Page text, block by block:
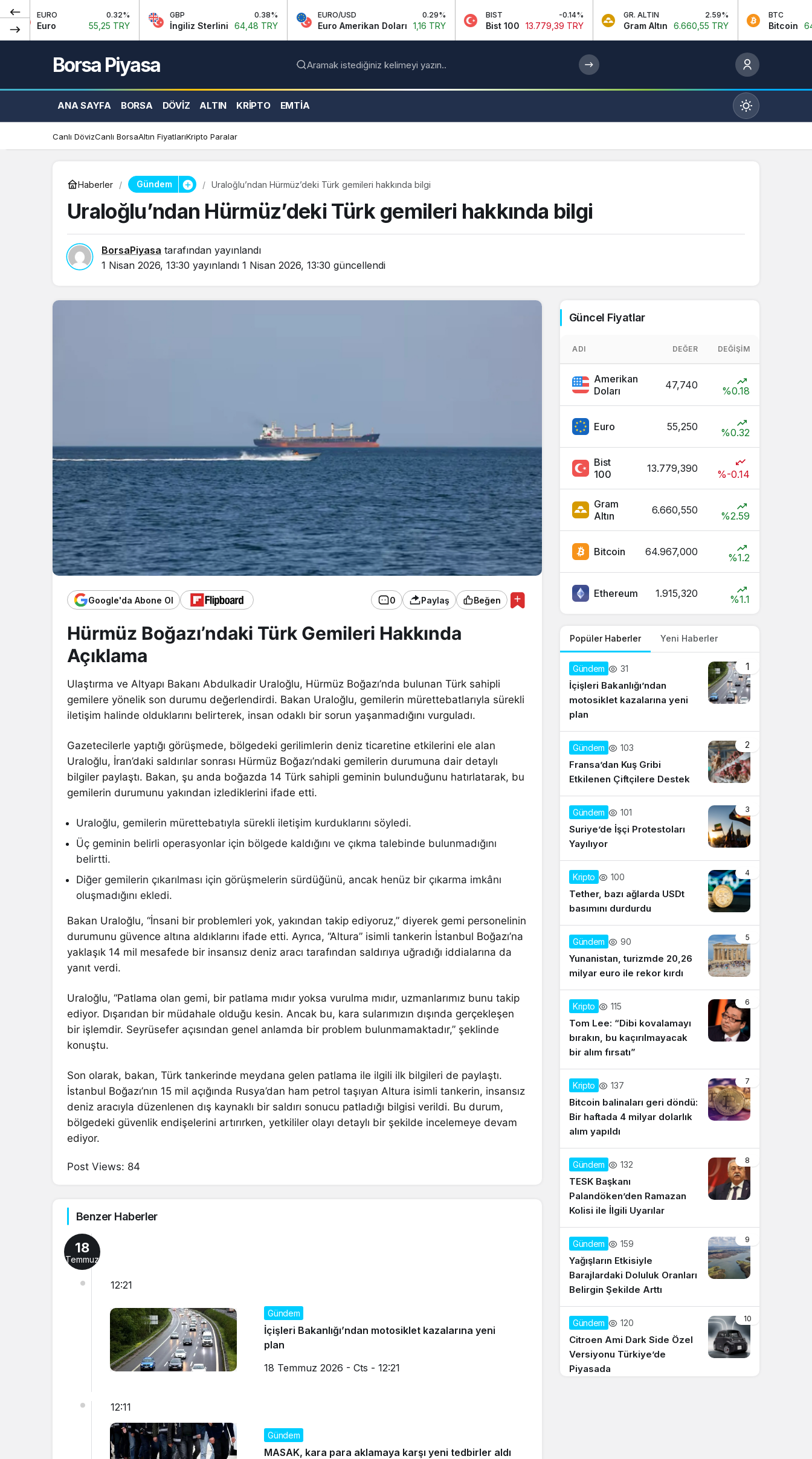
55,25 TRY
GBP
İngiliz Sterlini 64,48 TRY
EURO/USD
Euro Amerikan Doları 1,16 TRY
BIST
Bist 100 13.779,39 TRY
GR. ALTIN
Gram Altın 6.660,55 TRY
BTC
Bitcoin 64.967,00
Borsa Piyasa Aramak istediğiniz kelimeyi yazın..
ANA SAYFA BORSA DÖVIZ ALTIN KRIPTO EMTIA
Mod
değiştir
Sistem modunu seçin.
Canlı DövizCanlı BorsaAltın FiyatlarıKripto Paralar
Haberler Gündem Uraloğlu’ndan Hürmüz’deki Türk gemileri hakkında bilgi
Uraloğlu’ndan Hürmüz’deki Türk gemileri hakkında bilgi
BorsaPiyasa tarafından yayınlandı
1 Nisan 2026, 13:30 yayınlandı 1 Nisan 2026, 13:30 güncellendi
Google'da Abone Ol 0 Paylaş Beğen
Hürmüz Boğazı’ndaki Türk Gemileri Hakkında
Açıklama
Ulaştırma ve Altyapı Bakanı Abdulkadir Uraloğlu, Hürmüz Boğazı’nda bulunan Türk sahipli
gemilere yönelik son durumu değerlendirdi. Bakan Uraloğlu, gemilerin mürettebatlarıyla sürekli
iletişim halinde olduklarını belirterek, insan odaklı bir sorun yaşanmadığını vurguladı.
Gazetecilerle yaptığı görüşmede, bölgedeki gerilimlerin deniz ticaretine etkilerini ele alan
Uraloğlu, İran’daki saldırılar sonrası Hürmüz Boğazı’ndaki gemilerin durumuna dair detaylı
bilgiler paylaştı. Bakan, şu anda boğazda 14 Türk sahipli geminin bulunduğunu hatırlatarak, bu
gemilerin durumunu yakından izlediklerini ifade etti.
Uraloğlu, gemilerin mürettebatıyla sürekli iletişim kurduklarını söyledi.
Üç geminin belirli operasyonlar için bölgede kaldığını ve çıkma talebinde bulunmadığını
belirtti.
Diğer gemilerin çıkarılması için görüşmelerin sürdüğünü, ancak henüz bir çıkarma imkânı
oluşmadığını ekledi.
Bakan Uraloğlu, “İnsani bir problemleri yok, yakından takip ediyoruz,” diyerek gemi personelinin
durumunu güvence altına aldıklarını ifade etti. Ayrıca, “Altura” isimli tankerin İstanbul Boğazı’na
yaklaşık 14 mil mesafede bir insansız deniz aracı tarafından saldırıya uğradığı iddialarına da
yanıt verdi.
Uraloğlu, “Patlama olan gemi, bir patlama mıdır yoksa vurulma mıdır, uzmanlarımız bunu takip
ediyor. Dışarıdan bir müdahale olduğu kesin. Ancak bu, kara sularımızın dışında gerçekleşen
bir işlemdir. Seyrüsefer açısından genel anlamda bir problem bulunmamaktadır,” şeklinde
konuştu.
Son olarak, bakan, Türk tankerinde meydana gelen patlama ile ilgili ilk bilgileri de paylaştı.
İstanbul Boğazı’nın 15 mil açığında Rusya’dan ham petrol taşıyan Altura isimli tankerin, insansız
deniz aracıyla düzenlenen dış kaynaklı bir saldırı sonucu patladığı bilgisi verildi. Bu durum,
bölgedeki güvenlik endişelerini artırırken, yetkililer olayı detaylı bir şekilde incelemeye devam
ediyor.
Post Views: 84
Benzer Haberler
18
Temmuz
12:21
Gündem
İçişleri Bakanlığı’ndan motosiklet kazalarına yeni
plan
18 Temmuz 2026 - Cts - 12:21
12:11
Gündem
MASAK, kara para aklamaya karşı yeni tedbirler aldı
Güncel Fiyatlar
ADI DEĞER DEĞIŞIM
Amerikan
Doları
47,740 %0.18
Euro 55,250 %0.32
Bist
100
13.779,390 %-0.14
Gram
Altın
6.660,550 %2.59
Bitcoin 64.967,000 %1.2
Ethereum 1.915,320 %1.1
Popüler Haberler Yeni Haberler
1
Gündem 31
İçişleri Bakanlığı’ndan
motosiklet kazalarına yeni
plan
2
Gündem 103
Fransa’dan Kuş Gribi
Etkilenen Çiftçilere Destek
3
Gündem 101
Suriye’de İşçi Protestoları
Yayılıyor
4
Kripto 100
Tether, bazı ağlarda USDt
basımını durdurdu
5
Gündem 90
Yunanistan, turizmde 20,26
milyar euro ile rekor kırdı
6
Kripto 115
Tom Lee: “Dibi kovalamayı
bırakın, bu kaçırılmayacak
bir alım fırsatı”
7
Kripto 137
Bitcoin balinaları geri döndü:
Bir haftada 4 milyar dolarlık
alım yapıldı
8
Gündem 132
TESK Başkanı
Palandöken’den Ramazan
Kolisi ile İlgili Uyarılar
9
Gündem 159
Yağışların Etkisiyle
Barajlardaki Doluluk Oranları
Belirgin Şekilde Arttı
10
Gündem 120
Citroen Ami Dark Side Özel
Versiyonu Türkiye’de
Piyasada